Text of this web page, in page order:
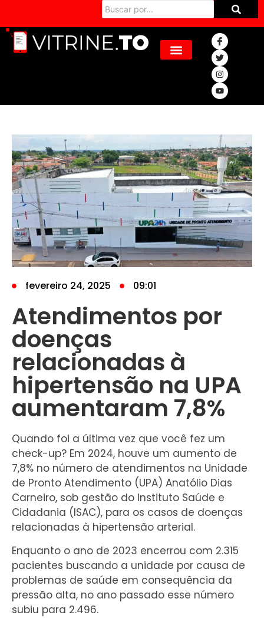
fevereiro 24, 2025 09:01
Atendimentos por
doenças
relacionadas à
hipertensão na UPA
aumentaram 7,8%
Quando foi a última vez que você fez um
check-up? Em 2024, houve um aumento de
7,8% no número de atendimentos na Unidade
de Pronto Atendimento (UPA) Anatólio Dias
Carneiro, sob gestão do Instituto Saúde e
Cidadania (ISAC), para os casos de doenças
relacionadas à hipertensão arterial.
Enquanto o ano de 2023 encerrou com 2.315
pacientes buscando a unidade por causa de
problemas de saúde em consequência da
pressão alta, no ano passado esse número
subiu para 2.496.